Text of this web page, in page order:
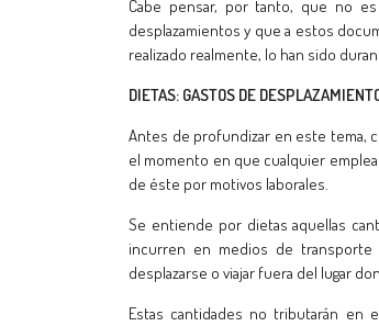
Cabe pensar, por tanto, que no
desplazamientos y que a estos
realizado realmente, lo han sido
DIETAS: GASTOS DE
Antes de profundizar en este tema,
el momento en que cualquier
de éste por motivos laborales.
Se entiende por dietas aquellas
incurren en medios de
desplazarse o viajar fuera del lugar
Estas cantidades no tributarán en